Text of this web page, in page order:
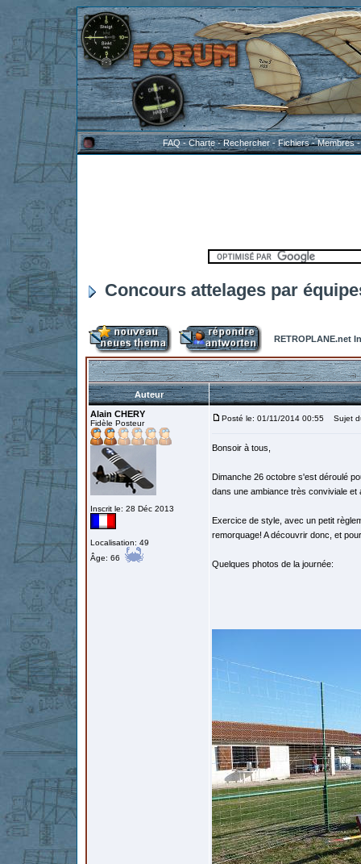
FAQ-Charte-Rechercher-Fichiers-Membres
Concours attelages par
RETROPLANE.net
Auteur
Alain CHERY
Fidèle Posteur
Inscrit le: 28 Déc 2013
Localisation: 49
Âge: 66
Posté le: 01/11/2014 00:55 Sujet
Bonsoir à tous,
Dimanche 26 octobre s'est déroulé
dans une ambiance très conviviale
Exercice de style, avec un petit
remorquage! A découvrir donc, et
Quelques photos de la journée: